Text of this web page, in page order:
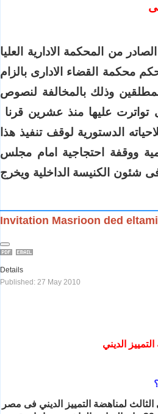
من المحكمة الادارية العليا
الموافق 29/5/2010 بتأييد حكم محكمة القضاء الادارى بالزام
وذلك بالمخالفة لنصوص
تواترت عليها منذ عشرين قرنا
الدستورية لوقف تنفيذ هذا
ووقفة احتجاجية امام مجلس
فى شئون الكنيسة الداخلية ويخرج
Invitation Masrioon ded
Details
Published: 27 May 2010
الديني
لمناهضة التمييز الديني فى مصر